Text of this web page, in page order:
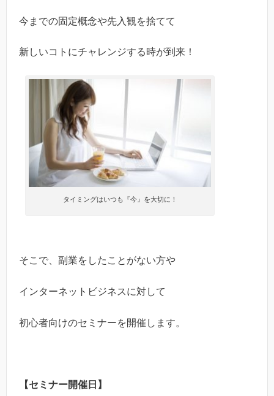
今までの固定概念や先入観を捨てて
新しいコトにチャレンジする時が到来！
タイミングはいつも『今』を大切に！
そこで、副業をしたことがない方や
インターネットビジネスに対して
初心者向けのセミナーを開催します。
【セミナー開催日】